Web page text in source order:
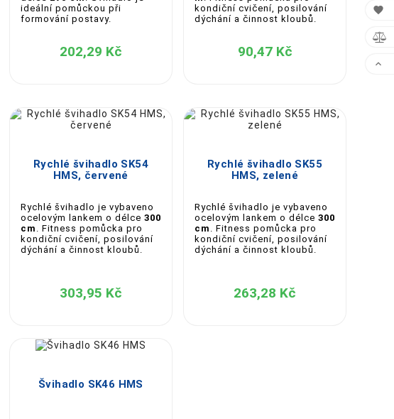
chcete spalovat tuky, zlepšovat kondici nebo trénovat jako
ideální pomůckou při
formování postavy.
202,29 Kč
kondiční cvičení, posilování
dýchání a činnost kloubů.
90,47 Kč
Rychlé švihadlo SK54
HMS, červené
Rychlé švihadlo je vybaveno
ocelovým lankem o délce 300
cm
. Fitness pomůcka pro
kondiční cvičení, posilování
dýchání a činnost kloubů.
303,95 Kč
Rychlé švihadlo SK55
HMS, zelené
Rychlé švihadlo je vybaveno
ocelovým lankem o délce 300
cm
. Fitness pomůcka pro
kondiční cvičení, posilování
dýchání a činnost kloubů.
263,28 Kč
Švihadlo SK46 HMS


